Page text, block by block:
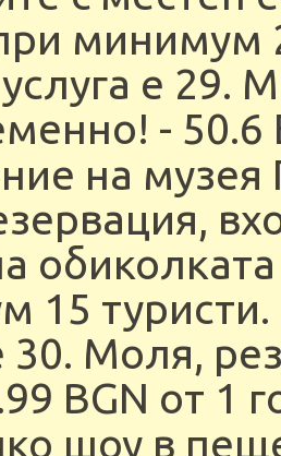
минимум
е 29.
- 50.6
на музея
15
30. Моля,
BGN от 1
шоу в